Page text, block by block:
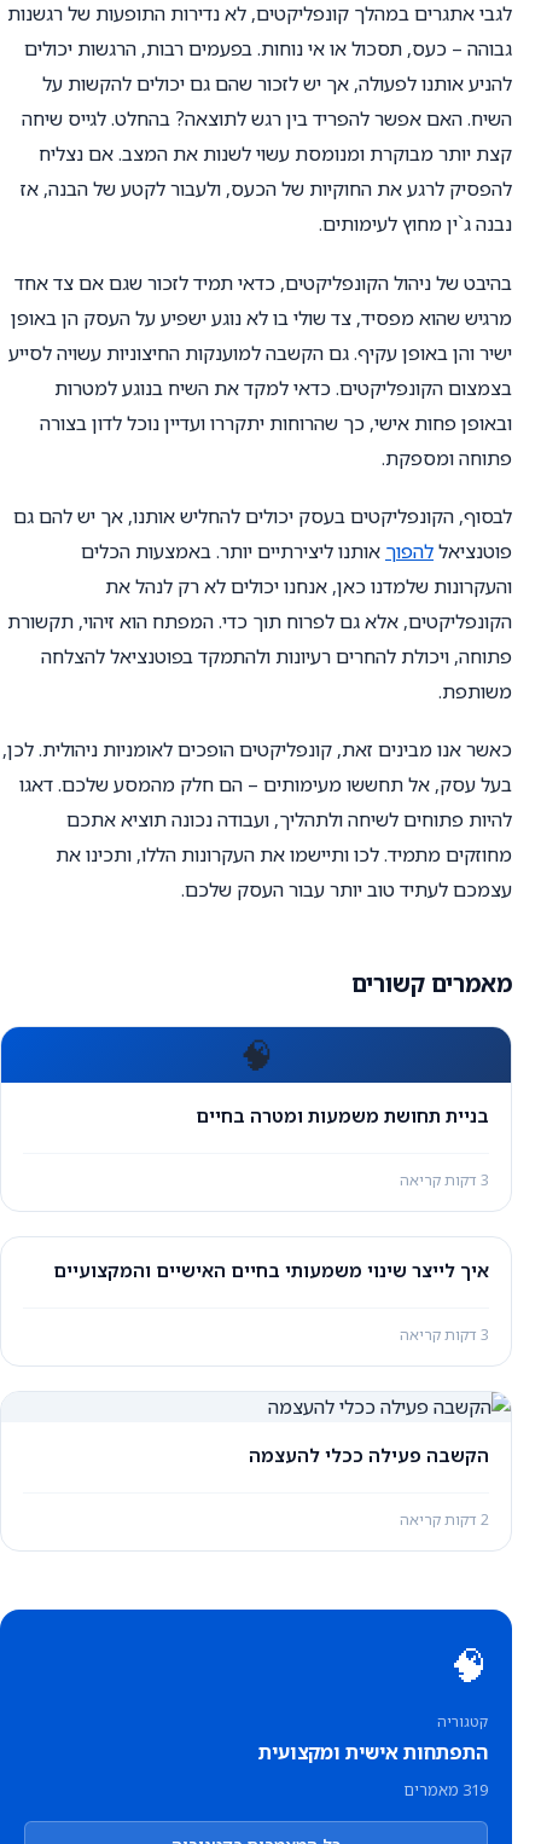
לגבי אתגרים במהלך קונפליקטים, לא נדירות התופעות של רגשנות
גבוהה – כעס, תסכול או אי נוחות. בפעמים רבות, הרגשות יכולים
להניע אותנו לפעולה, אך יש לזכור שהם גם יכולים להקשות על
השיח. האם אפשר להפריד בין רגש לתוצאה? בהחלט. לגייס שיחה
קצת יותר מבוקרת ומנומסת עשוי לשנות את המצב. אם נצליח
להפסיק לרגע את החוקיות של הכעס, ולעבור לקטע של הבנה, אז
נבנה ג`ין מחוץ לעימותים.
בהיבט של ניהול הקונפליקטים, כדאי תמיד לזכור שגם אם צד אחד
מרגיש שהוא מפסיד, צד שולי בו לא נוגע ישפיע על העסק הן באופן
ישיר והן באופן עקיף. גם הקשבה למוענקות החיצוניות עשויה לסייע
בצמצום הקונפליקטים. כדאי למקד את השיח בנוגע למטרות
ובאופן פחות אישי, כך שהרוחות יתקררו ועדיין נוכל לדון בצורה
פתוחה ומספקת.
לבסוף, הקונפליקטים בעסק יכולים להחליש אותנו, אך יש להם גם
פוטנציאללהפוך אותנו ליצירתיים יותר. באמצעות הכלים
והעקרונות שלמדנו כאן, אנחנו יכולים לא רק לנהל את
הקונפליקטים, אלא גם לפרוח תוך כדי. המפתח הוא זיהוי, תקשורת
פתוחה, ויכולת להחרים רעיונות ולהתמקד בפוטנציאל להצלחה
משותפת.
כאשר אנו מבינים זאת, קונפליקטים הופכים לאומניות ניהולית. לכן,
בעל עסק, אל תחששו מעימותים – הם חלק מהמסע שלכם. דאגו
להיות פתוחים לשיחה ולתהליך, ועבודה נכונה תוציא אתכם
מחוזקים מתמיד. לכו ותיישמו את העקרונות הללו, ותכינו את
עצמכם לעתיד טוב יותר עבור העסק שלכם.
מאמרים קשורים
🧠
בניית תחושת משמעות ומטרה בחיים
3 דקות קריאה
איך לייצר שינוי משמעותי בחיים האישיים והמקצועיים
3 דקות קריאה
הקשבה פעילה ככלי להעצמה
2 דקות קריאה
🧠
קטגוריה
התפתחות אישית ומקצועית
319 מאמרים